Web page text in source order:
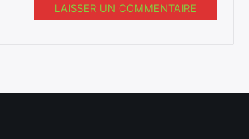
LAISSER UN COMMENTAIRE